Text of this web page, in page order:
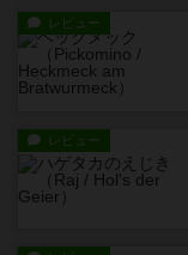
レビュー
レビュー